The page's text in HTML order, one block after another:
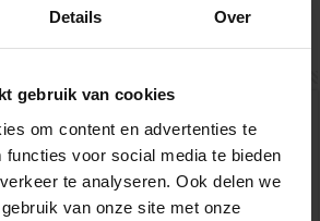
Details Over
gebruik van cookies
om content en advertenties te
functies voor social media te bieden
te analyseren. Ook delen we
van onze site met onze
JAARREKENINGACTUALITEITEN
Studiecentrum voor Bedrijf en Overheid (SBO)
jaarlijks zo’n 200 opleidingen en
over o.a. onderwijs, veiligheid, milieu
zorg, bouw & infra en overheid.